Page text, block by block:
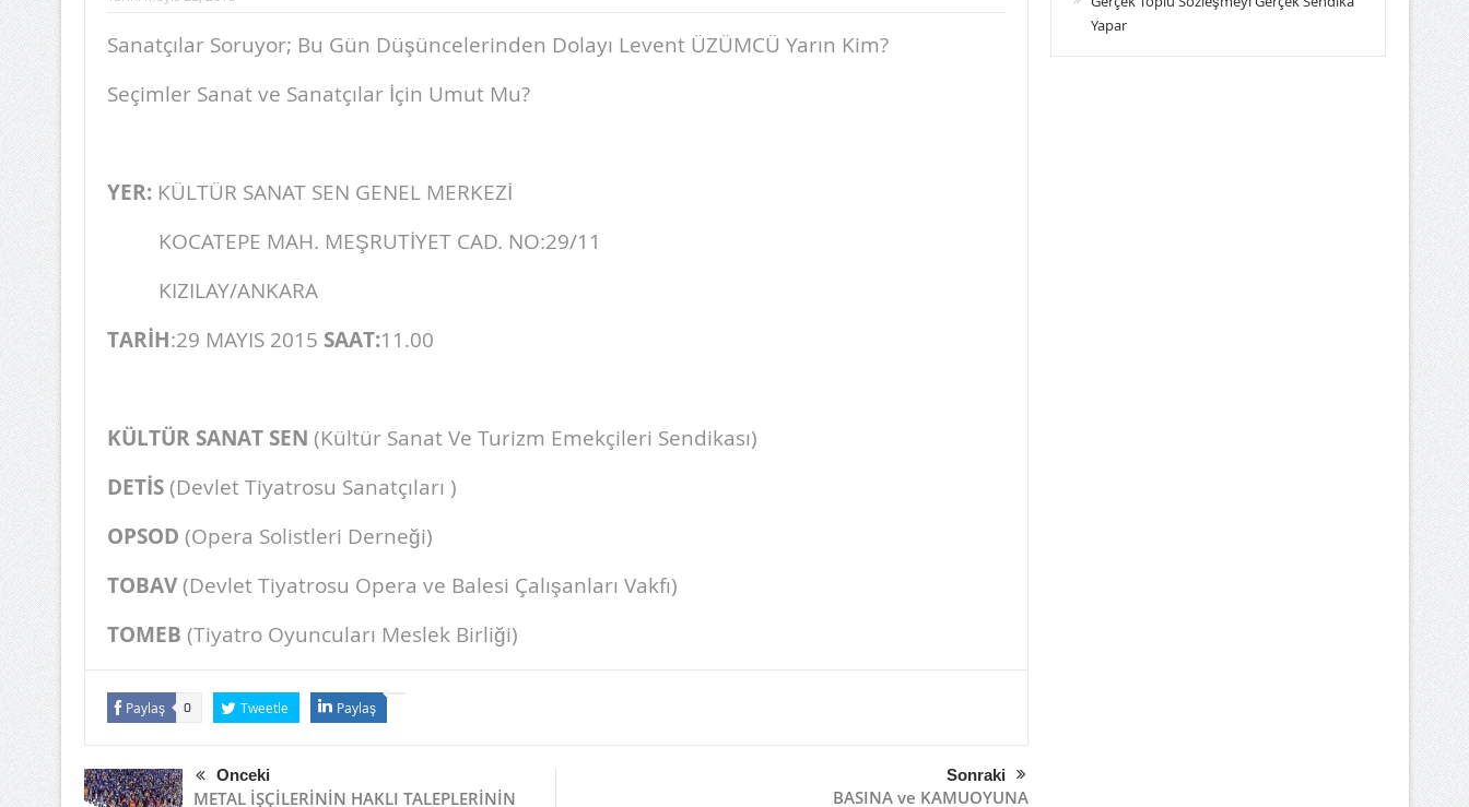
Sanatçılar Soruyor; Bu Gün Düşüncelerinden Dolayı Levent ÜZÜMCÜ Yarın Kim?
Seçimler Sanat ve Sanatçılar İçin Umut Mu?
YER:KÜLTÜR SANAT SEN GENEL MERKEZİ
KOCATEPE MAH. MEŞRUTİYET CAD. NO:29/11
KIZILAY/ANKARA
TARİH:29 MAYIS 2015 SAAT:11.00
KÜLTÜR SANAT SEN (Kültür Sanat Ve Turizm Emekçileri Sendikası)
DETİS (Devlet Tiyatrosu Sanatçıları )
OPSOD (Opera Solistleri Derneği)
TOBAV (Devlet Tiyatrosu Opera ve Balesi Çalışanları Vakfı)
TOMEB (Tiyatro Oyuncuları Meslek Birliği)
Paylaş 0 Tweetle Paylaş
Önceki
METAL İŞÇİLERİNİN HAKLI TALEPLERİNİN
Sonraki
BASINA ve KAMUOYUNA
Yapar